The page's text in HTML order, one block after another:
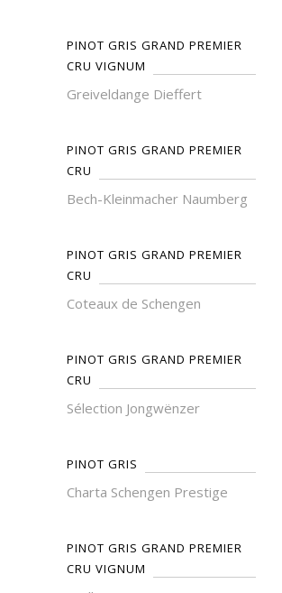
PINOT GRIS GRAND PREMIER
CRU VIGNUM
Greiveldange Dieffert
PINOT GRIS GRAND PREMIER
CRU
Bech-Kleinmacher Naumberg
PINOT GRIS GRAND PREMIER
CRU
Coteaux de Schengen
PINOT GRIS GRAND PREMIER
CRU
Sélection Jongwënzer
PINOT GRIS
Charta Schengen Prestige
PINOT GRIS GRAND PREMIER
CRU VIGNUM